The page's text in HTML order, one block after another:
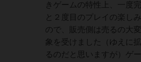
きゲームの特性上、一度
と２度目のプレイの楽し
ので、販売側は売るの大
象を受けました（ゆえに
るのだと思いますが）ゲ